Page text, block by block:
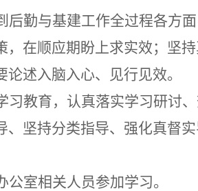
后勤与基建工作全过程各方
在顺应期盼上求实效；坚
述入脑入心、见行见效。
习教育，认真落实学习研讨
、坚持分类指导、强化真督实
室相关人员参加学习。